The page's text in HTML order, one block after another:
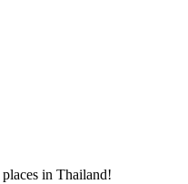
in Thailand!